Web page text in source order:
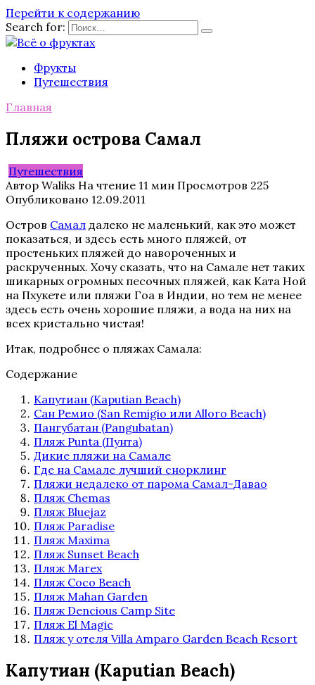
Перейти к содержанию
Search for:
Фрукты
Путешествия
Главная
Пляжи острова Самал
Путешествия
Автор Waliks На чтение 11 мин Просмотров 225
Опубликовано 12.09.2011
Остров Самал далеко не маленький, как это может
показаться, и здесь есть много пляжей, от
простеньких пляжей до навороченных и
раскрученных. Хочу сказать, что на Самале нет таких
шикарных огромных песочных пляжей, как Ката Ной
на Пхукете или пляжи Гоа в Индии, но тем не менее
здесь есть очень хорошие пляжи, а вода на них на
всех кристально чистая!
Итак, подробнее о пляжах Самала:
Содержание
Капутиан (Kaputian Beach)
Сан Ремио (San Remigio или Alloro Beach)
Пангубатан (Pangubatan)
Пляж Punta (Пунта)
Дикие пляжи на Самале
Где на Самале лучший снорклинг
Пляжи недалеко от парома Самал-Давао
Пляж Chemas
Пляж Bluejaz
Пляж Paradise
Пляж Maxima
Пляж Sunset Beach
Пляж Marex
Пляж Coco Beach
Пляж Mahan Garden
Пляж Dencious Camp Site
Пляж El Magic
Пляж у отеля Villa Amparo Garden Beach Resort
Капутиан (Kaputian Beach)